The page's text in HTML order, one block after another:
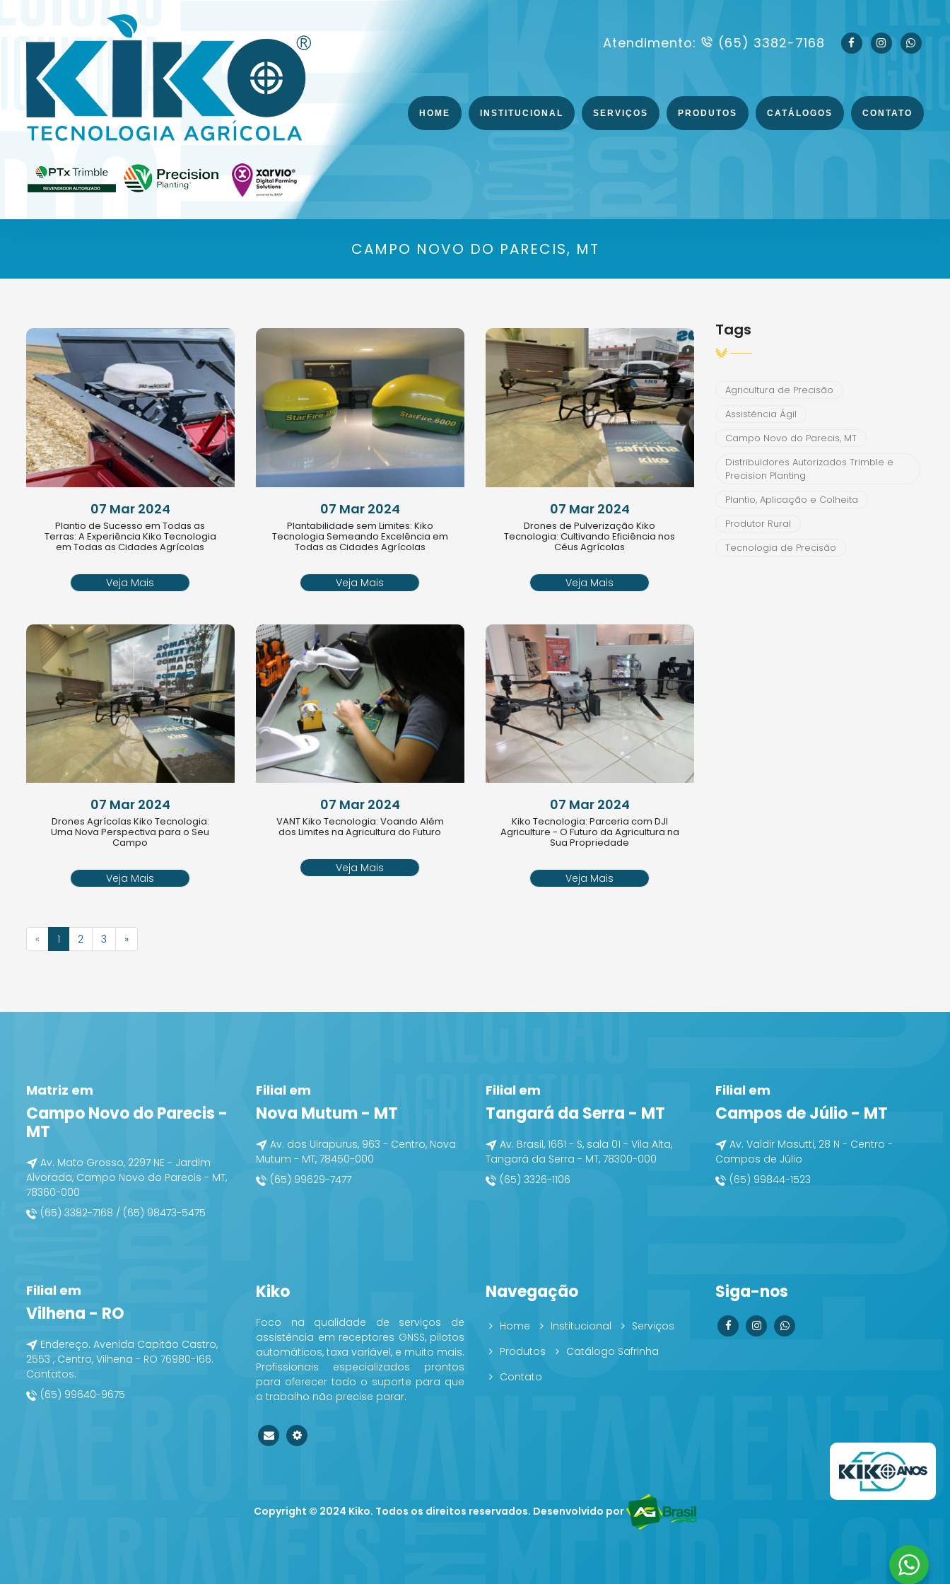
Atendimento: (65) 3382-7168
HOME INSTITUCIONAL SERVIÇOS PRODUTOS CATÁLOGOS CONTATO
CAMPO NOVO DO PARECIS, MT
07 Mar 2024
Plantio de Sucesso em Todas as
Terras: A Experiência Kiko Tecnologia
em Todas as Cidades Agrícolas
Veja Mais
07 Mar 2024
Plantabilidade sem Limites: Kiko
Tecnologia Semeando Excelência em
Todas as Cidades Agrícolas
Veja Mais
07 Mar 2024
Drones de Pulverização Kiko
Tecnologia: Cultivando Eficiência nos
Céus Agrícolas
Veja Mais
07 Mar 2024
Drones Agrícolas Kiko Tecnologia:
Uma Nova Perspectiva para o Seu
Campo
Veja Mais
07 Mar 2024
VANT Kiko Tecnologia: Voando Além
dos Limites na Agricultura do Futuro
Veja Mais
07 Mar 2024
Kiko Tecnologia: Parceria com DJI
Agriculture - O Futuro da Agricultura na
Sua Propriedade
Veja Mais
« 1 2 3 »
Tags
Agricultura de Precisão
Assistência Ágil
Campo Novo do Parecis, MT
Distribuidores Autorizados Trimble e
Precision Planting
Plantio, Aplicação e Colheita
Produtor Rural
Tecnologia de Precisão
Matriz em
Campo Novo do Parecis -
MT
Av. Mato Grosso, 2297 NE - Jardim
Alvorada, Campo Novo do Parecis - MT,
78360-000
(65) 3382-7168 / (65) 98473-5475
Filial em
Nova Mutum - MT
Av. dos Uirapurus, 963 - Centro, Nova
Mutum - MT, 78450-000
(65) 99629-7477
Filial em
Tangará da Serra - MT
Av. Brasil, 1661 - S, sala 01 - Vila Alta,
Tangará da Serra - MT, 78300-000
(65) 3326-1106
Filial em
Campos de Júlio - MT
Av. Valdir Masutti, 28 N - Centro -
Campos de Júlio
(65) 99844-1523
Filial em
Vilhena - RO
Endereço. Avenida Capitão Castro,
2553 , Centro, Vilhena - RO 76980-166.
Contatos.
(65) 99640-9675
Kiko
Foco na qualidade de serviços de
assistência em receptores GNSS, pilotos
automáticos, taxa variável, e muito mais.
Profissionais especializados prontos
para oferecer todo o suporte para que
o trabalho não precise parar.
Navegação
Home Institucional
Serviços
Produtos
Catálogo Safrinha
Contato
Siga-nos
Copyright © 2024 Kiko. Todos os direitos reservados. Desenvolvido por